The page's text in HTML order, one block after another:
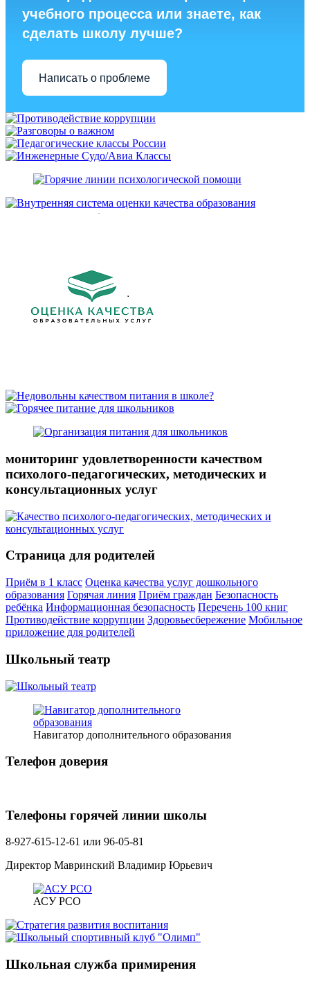
учебного процесса или знаете, как
сделать школу лучше?
Написать о проблеме
мониторинг удовлетворенности качеством
психолого-педагогических, методических и
консультационных услуг
Страница для родителей
Приём в 1 класс Оценка качества услуг дошкольного
образования Горячая линия Приём граждан Безопасность
ребёнка Информационная безопасность Перечень 100 книг
Противодействие коррупции Здоровьесбережение Мобильное
приложение для родителей
Школьный театр
Навигатор дополнительного образования
Телефон доверия
Телефоны горячей линии школы
8-927-615-12-61 или 96-05-81
Директор Мавринский Владимир Юрьевич
АСУ РСО
Школьная служба примирения